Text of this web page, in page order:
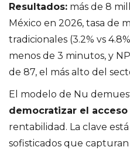
Resultados: más de 8
México en 2026, tasa de
tradicionales (3.2% vs
menos de 3 minutos, y
de 87, el más alto del
El modelo de Nu
democratizar el
rentabilidad. La clave
sofisticados que